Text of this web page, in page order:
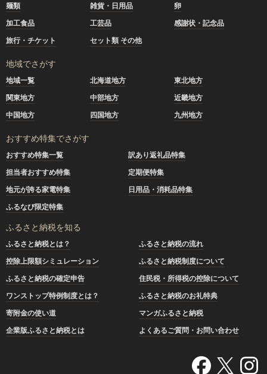
麺類
雑貨・日用品
卵
加工食品
工芸品
感謝状・記念品
旅行・チケット
セット類 その他
地域でさがす
地域一覧 北海道地方
東北地方
関東地方
中部地方
近畿地方
中国地方
四国地方 九州地方
おすすめ特集でさがす
おすすめ特集一覧
訳あり返礼品特集
担当者おすすめ特集
定期便特集
地元が誇る家電特集
日用品・消耗品特集
ふるなび限定特集
ふるさと納税を知る
ふるさと納税とは？
ふるさと納税の流れ
控除上限額シミュレーション
ふるさと納税制度について
ふるさと納税の確定申告
住民税・所得税の控除について
ワンストップ特例制度とは？
ふるさと納税のお礼特典
寄附金の使い道
マンガふるさと納税
企業版ふるさと納税とは
よくあるご質問・お問い合わせ